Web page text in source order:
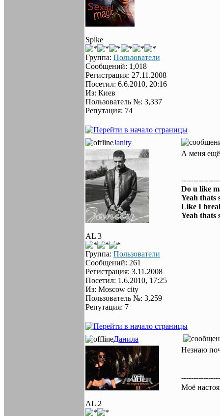
Spike
Группа: Пользователи
Сообщений: 1,018
Регистрация: 27.11.2008
Посетил: 6.6.2010, 20:16
Из: Киев
Пользователь №: 3,337
Репутация: 74
Janity
AL 3
Группа: Пользователи
Сообщений: 261
Регистрация: 3.11.2008
Посетил: 1.6.2010, 17:25
Из: Moscow city
Пользователь №: 3,259
Репутация: 7
А меня
Do u like
Yeah thats
Like I
Yeah thats
Данила
AL 2
Незнаю
Моё